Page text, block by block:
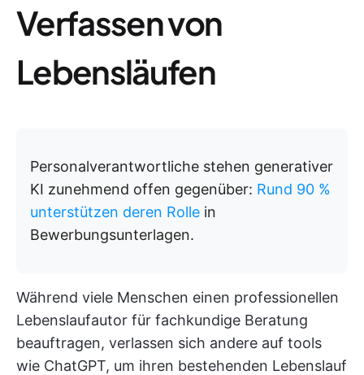
Verfassen von
Lebensläufen
Personalverantwortliche stehen generativer
KI zunehmend offen gegenüber: Rund 90 %
unterstützen deren Rolle in
Bewerbungsunterlagen.
Während viele Menschen einen professionellen
Lebenslaufautor für fachkundige Beratung
beauftragen, verlassen sich andere auf tools
wie ChatGPT, um ihren bestehenden Lebenslauf